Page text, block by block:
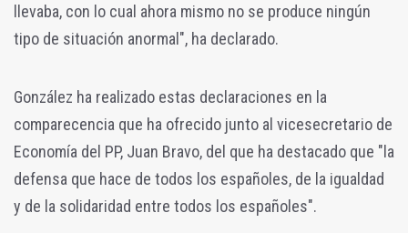
llevaba, con lo cual ahora mismo no se produce ningún
tipo de situación anormal", ha declarado.
González ha realizado estas declaraciones en la
comparecencia que ha ofrecido junto al vicesecretario de
Economía del PP, Juan Bravo, del que ha destacado que "la
defensa que hace de todos los españoles, de la igualdad
y de la solidaridad entre todos los españoles".